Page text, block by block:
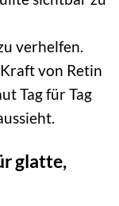
verhelfen.
von Retin
Tag für Tag
glatte,